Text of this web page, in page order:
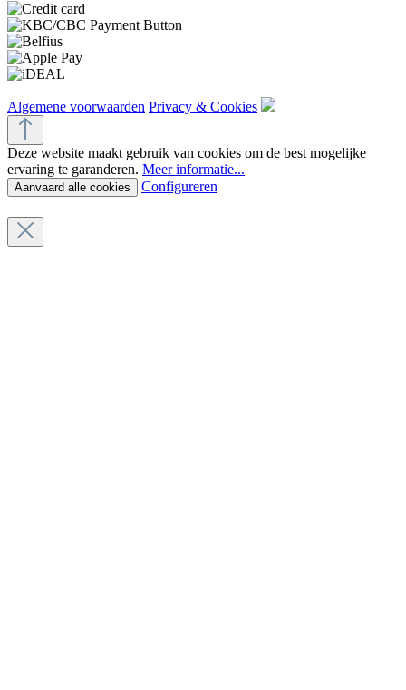
Algemene voorwaarden Privacy & Cookies
Deze website maakt gebruik van cookies om de best mogelijke
ervaring te garanderen. Meer informatie...
Aanvaard alle cookies Configureren